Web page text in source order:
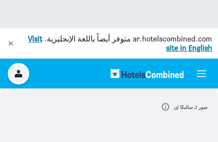
ar.hotelscombined.com متوفر أيضاً باللغة الإنجليزية.Visit
site in English
صور لـ ساليكا إن